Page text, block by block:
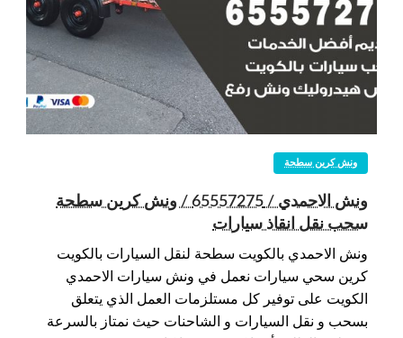
ونش كرين سطحة
ونش الاحمدي / 65557275 / ونش كرين سطحة
سحب نقل انقاذ سيارات
ونش الاحمدي بالكويت سطحة لنقل السيارات بالكويت
كرين سحي سيارات نعمل في ونش سيارات الاحمدي
الكويت على توفير كل مستلزمات العمل الذي يتعلق
بسحب و نقل السيارات و الشاحنات حيث نمتاز بالسرعة